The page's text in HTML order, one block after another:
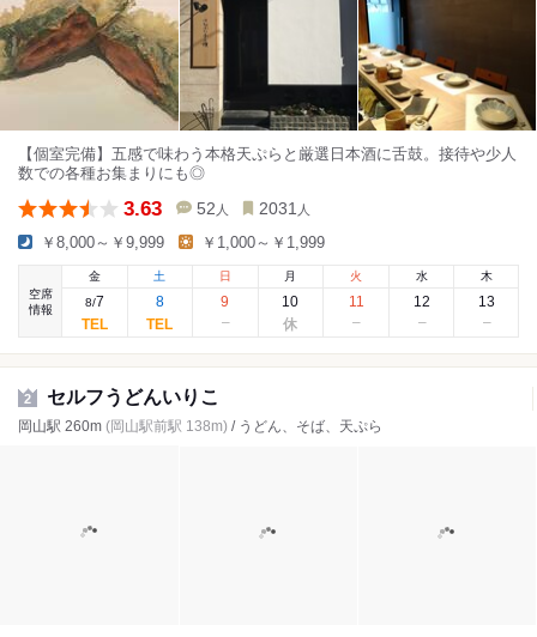
【個室完備】五感で味わう本格天ぷらと厳選日本酒に舌鼓。接待や少人
数での各種お集まりにも◎
3.63 52 人 2031 人
￥8,000～￥9,999 ￥1,000～￥1,999
空席
情報
金
8/7
土
8
日
9
月
10
火
11
水
12
木
13
2 セルフうどんいりこ
岡山駅 260m (岡山駅前駅 138m) / うどん、そば、天ぷら